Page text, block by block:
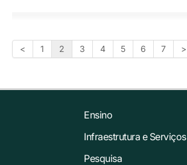
< 1 2 3 4 5 6 7 >
Ensino
Infraestrutura e Serviços
Pesquisa